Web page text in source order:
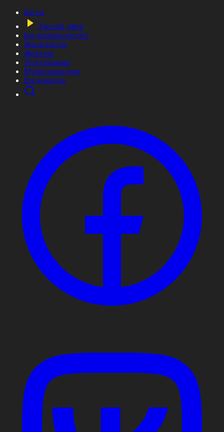
Басты
Тікелей эфир
Бағдарлама кестесі
Жаңалықтар
Жобалар
Телехикаялар
Мультсериалдар
Видеоархив